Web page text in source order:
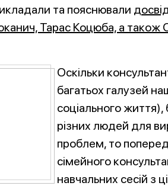
та пояснювали
Тарас Коцюба, а також
Оскільки
багатьох галузей
соціального
різних людей для
проблем, то
сімейного
навчальних сесій з